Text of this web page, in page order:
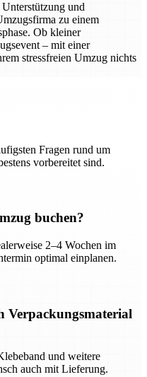
und
zu einem
Ob kleiner
– mit einer
stressfreien Umzug nichts
Fragen rund um
vorbereitet sind.
buchen?
2–4 Wochen im
optimal einplanen.
Verpackungsmaterial
und weitere
auch mit Lieferung.